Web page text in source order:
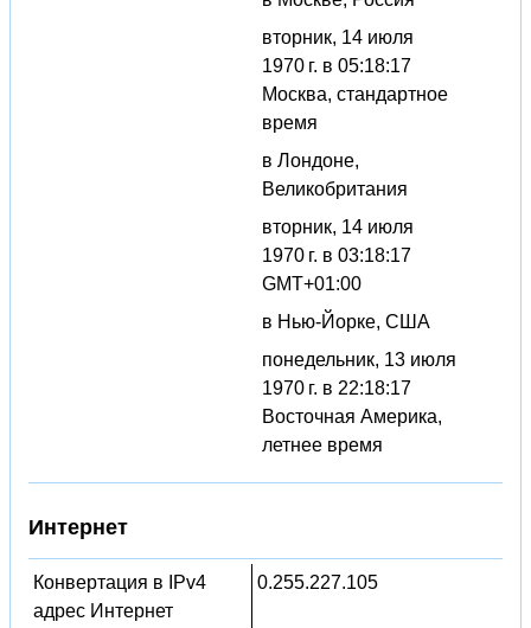
вторник, 14 июля
1970 г. в 05:18:17
Москва, стандартное
время
в Лондоне,
Великобритания
вторник, 14 июля
1970 г. в 03:18:17
GMT+01:00
в Нью-Йорке, США
понедельник, 13 июля
1970 г. в 22:18:17
Восточная Америка,
летнее время
Интернет
Конвертация в IPv4
адрес Интернет
0.255.227.105